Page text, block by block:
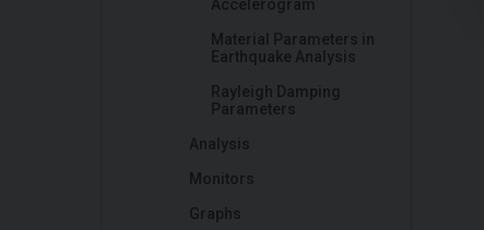
Accelerogram
Material Parameters in
Earthquake Analysis
Rayleigh Damping
Parameters
Analysis
Monitors
Graphs